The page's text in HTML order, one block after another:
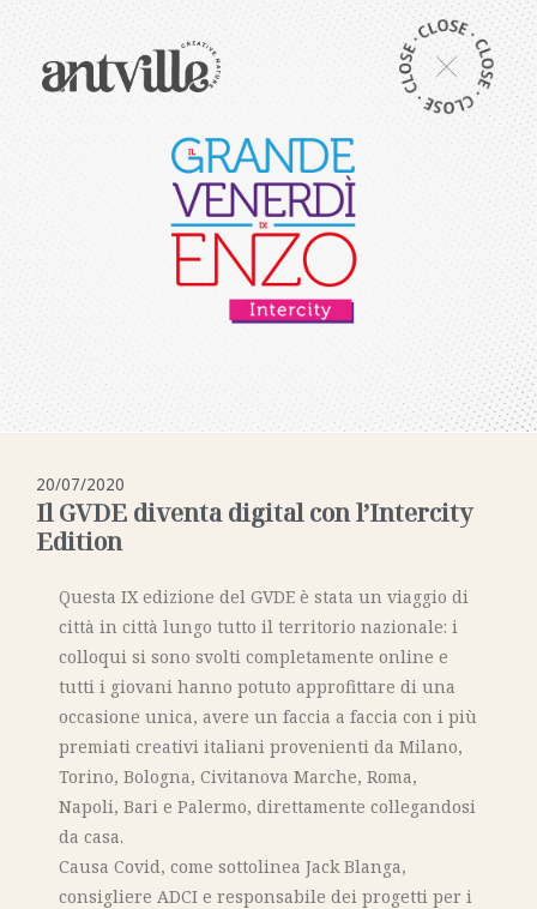
20/07/2020
Il GVDE diventa digital con l’Intercity
Edition
Questa IX edizione del GVDE è stata un viaggio di
città in città lungo tutto il territorio nazionale: i
colloqui si sono svolti completamente online e
tutti i giovani hanno potuto approfittare di una
occasione unica, avere un faccia a faccia con i più
premiati creativi italiani provenienti da Milano,
Torino, Bologna, Civitanova Marche, Roma,
Napoli, Bari e Palermo, direttamente collegandosi
da casa.
Causa Covid, come sottolinea Jack Blanga,
consigliere ADCI e responsabile dei progetti per i